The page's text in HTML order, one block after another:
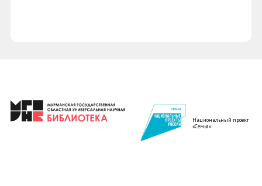
Национальный проект
«Семья»